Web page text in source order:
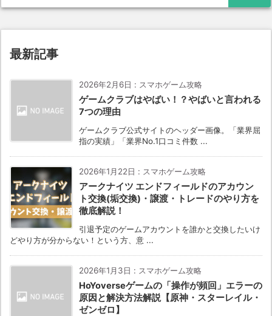
最新記事
2026年2月6日 : スマホゲーム攻略
ゲームクラブはやばい！？やばいと言われる
7つの理由
ゲームクラブ公式サイトのヘッダー画像。「業界屈
指の実績」「業界No.1口コミ件数 ...
2026年1月22日 : スマホゲーム攻略
アークナイツ エンドフィールドのアカウン
ト交換(垢交換)・譲渡・トレードのやり方を
徹底解説！
引退予定のゲームアカウントを誰かと交換したいけ
どやり方が分からない！という方、意 ...
2026年1月3日 : スマホゲーム攻略
HoYoverseゲームの「操作が頻回」エラーの
原因と解決方法解説【原神・スターレイル・
ゼンゼロ】